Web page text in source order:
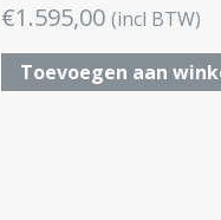
€1.595,00 (incl BTW)
LikedMe
xs
Toevoegen aan